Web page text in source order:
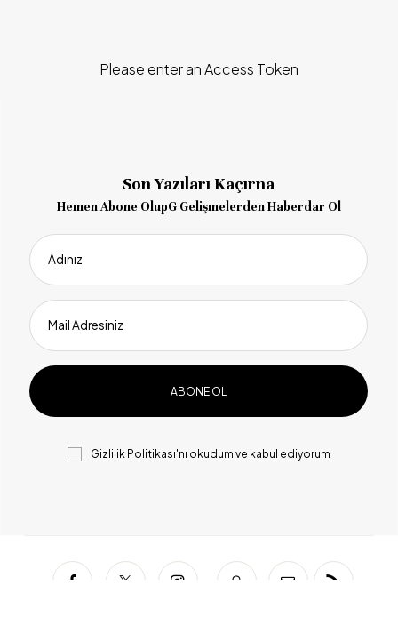
Please enter an Access Token
Son Yazıları Kaçırna
Hemen Abone OlupG Gelişmelerden Haberdar Ol
Adınız
Mail Adresiniz
Gizlilik Politikası'nı okudum ve kabul ediyorum